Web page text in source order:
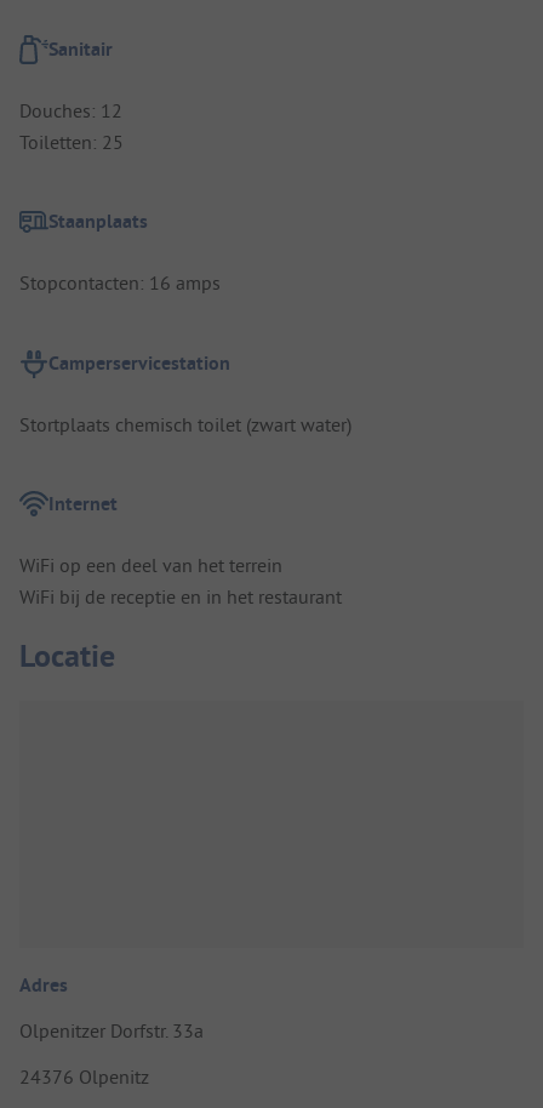
Sanitair
Douches: 12
Toiletten: 25
Staanplaats
Stopcontacten: 16 amps
Camperservicestation
Stortplaats chemisch toilet (zwart water)
Internet
WiFi op een deel van het terrein
WiFi bij de receptie en in het restaurant
Locatie
Adres
Olpenitzer Dorfstr. 33a
24376 Olpenitz